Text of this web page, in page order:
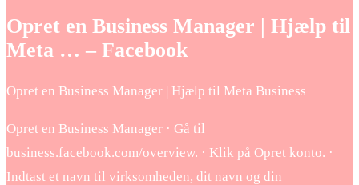
Opret en Business Manager | Hjælp til
Meta … – Facebook
Opret en Business Manager | Hjælp til Meta Business
Opret en Business Manager · Gå til
business.facebook.com/overview. · Klik på Opret konto. ·
Indtast et navn til virksomheden, dit navn og din